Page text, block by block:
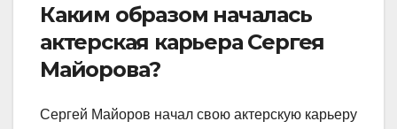
Каким образом началась
актерская карьера Сергея
Майорова?
Сергей Майоров начал свою актерскую карьеру